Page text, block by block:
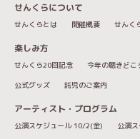
せんくらについて
せんくらとは 開催概要 せんく
楽しみ方
せんくら20回記念 今年の聴きどこ
公式グッズ
託児のご案内
アーティスト・プログラム
公演スケジュール 10/2(金)
公演